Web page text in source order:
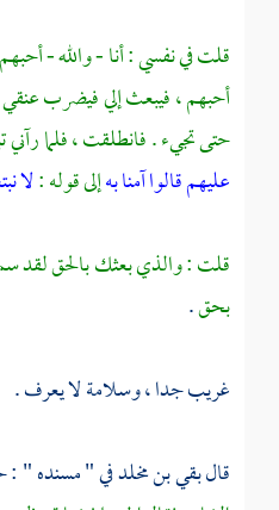
قلت في نفسي : أنا - والله -
أحبهم ، فيبعث إلي فيضرب
حتى تجيء . فانطلقت ، فلما رآني
عليهم قالوا آمنا بهإلى قوله :لا
قلت : والذي بعثك بالحق لقد
بحق.
غريب جدا ،وسلامةلا يعرف .
قالبقيبن مخلد في " مسنده " :